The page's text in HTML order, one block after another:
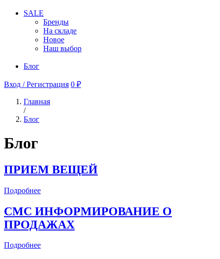
SALE
Бренды
На складе
Новое
Наш выбор
Блог
Вход / Регистрация 0 ₽
Главная
/
Блог
Блог
ПРИЕМ ВЕЩЕЙ
Подробнее
СМС ИНФОРМИРОВАНИЕ О
ПРОДАЖАХ
Подробнее